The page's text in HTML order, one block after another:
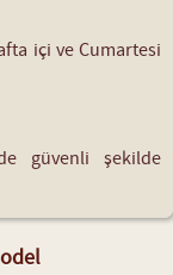
içi ve Cumartesi
güvenli şekilde